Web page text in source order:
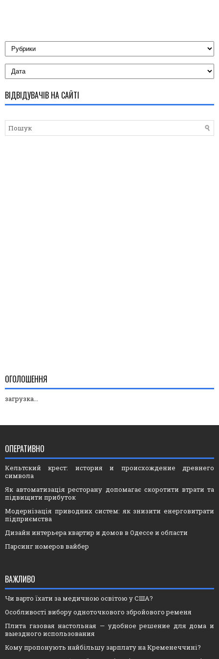
ВІДВІДУВАЧІВ НА САЙТІ
ОГОЛОШЕННЯ
загрузка...
ОПЕРАТИВНО
Кельтский крест: история и происхождение древнего
символа
Як автоматизація ресторану допомагає скоротити втрати та
підвищити прибуток
Модернізація приводних систем: як знизити енерговитрати
підприємства
Дизайн интерьера квартир и домов в Одессе и области
Парсинг номеров вайбер
ВАЖЛИВО
Чи варто їхати за медичною освітою у США?
Особливості вибору одноточкового збройового ременя
Плита газовая настольная — удобное решение для дома и
выездного использования
Кому пропонують найбільшу зарплату на Кременеччині?